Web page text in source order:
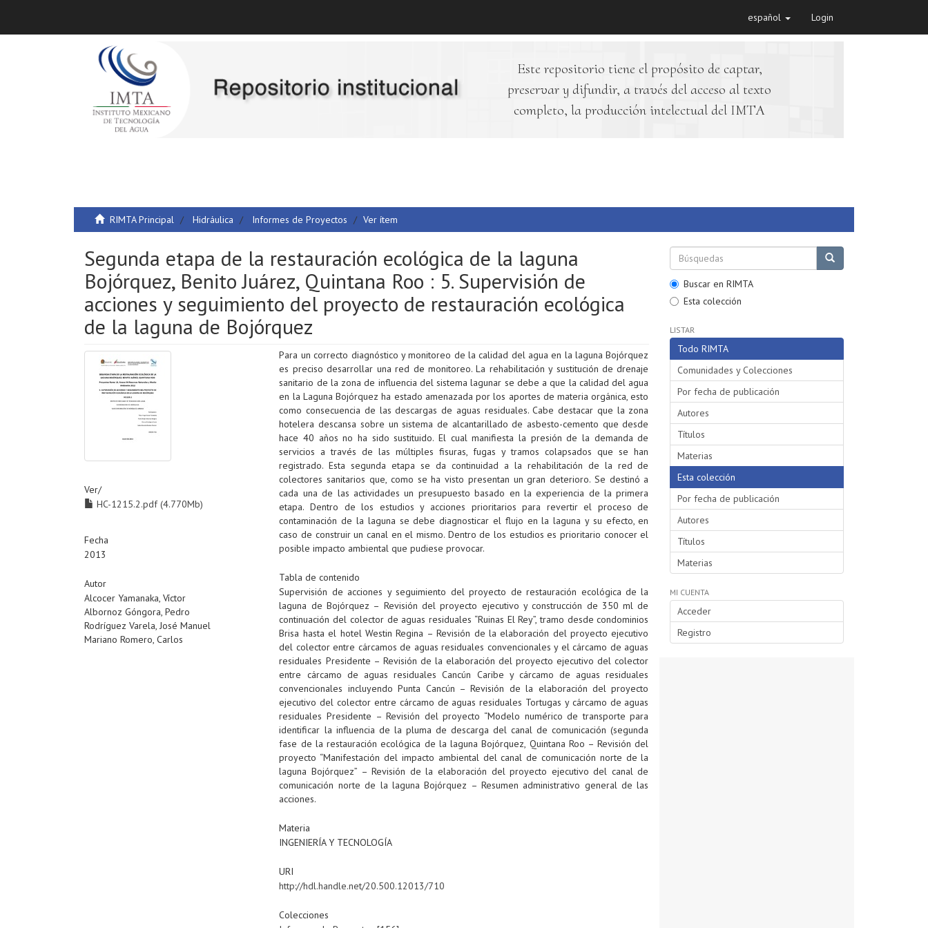
español Login
Este repositorio tiene el propósito de captar,
preservar y difundir, a través del acceso al texto
completo, la producción intelectual del IMTA
RIMTA Principal Hidráulica Informes de Proyectos Ver ítem
Segunda etapa de la restauración ecológica de la laguna
Bojórquez, Benito Juárez, Quintana Roo : 5. Supervisión de
acciones y seguimiento del proyecto de restauración ecológica
de la laguna de Bojórquez
Ver/
HC-1215.2.pdf (4.770Mb)
Fecha
2013
Autor
Alcocer Yamanaka, Víctor
Albornoz Góngora, Pedro
Rodríguez Varela, José Manuel
Mariano Romero, Carlos
Para un correcto diagnóstico y monitoreo de la calidad del agua en la laguna Bojórquez
es preciso desarrollar una red de monitoreo. La rehabilitación y sustitución de drenaje
sanitario de la zona de influencia del sistema lagunar se debe a que la calidad del agua
en la Laguna Bojórquez ha estado amenazada por los aportes de materia orgánica, esto
como consecuencia de las descargas de aguas residuales. Cabe destacar que la zona
hotelera descansa sobre un sistema de alcantarillado de asbesto-cemento que desde
hace 40 años no ha sido sustituido. El cual manifiesta la presión de la demanda de
servicios a través de las múltiples fisuras, fugas y tramos colapsados que se han
registrado. Esta segunda etapa se da continuidad a la rehabilitación de la red de
colectores sanitarios que, como se ha visto presentan un gran deterioro. Se destinó a
cada una de las actividades un presupuesto basado en la experiencia de la primera
etapa. Dentro de los estudios y acciones prioritarios para revertir el proceso de
contaminación de la laguna se debe diagnosticar el flujo en la laguna y su efecto, en
caso de construir un canal en el mismo. Dentro de los estudios es prioritario conocer el
posible impacto ambiental que pudiese provocar.
Tabla de contenido
Supervisión de acciones y seguimiento del proyecto de restauración ecológica de la
laguna de Bojórquez – Revisión del proyecto ejecutivo y construcción de 350 ml de
continuación del colector de aguas residuales “Ruinas El Rey”, tramo desde condominios
Brisa hasta el hotel Westin Regina – Revisión de la elaboración del proyecto ejecutivo
del colector entre cárcamos de aguas residuales convencionales y el cárcamo de aguas
residuales Presidente – Revisión de la elaboración del proyecto ejecutivo del colector
entre cárcamo de aguas residuales Cancún Caribe y cárcamo de aguas residuales
convencionales incluyendo Punta Cancún – Revisión de la elaboración del proyecto
ejecutivo del colector entre cárcamo de aguas residuales Tortugas y cárcamo de aguas
residuales Presidente – Revisión del proyecto “Modelo numérico de transporte para
identificar la influencia de la pluma de descarga del canal de comunicación (segunda
fase de la restauración ecológica de la laguna Bojórquez, Quintana Roo – Revisión del
proyecto “Manifestación del impacto ambiental del canal de comunicación norte de la
laguna Bojórquez” – Revisión de la elaboración del proyecto ejecutivo del canal de
comunicación norte de la laguna Bojórquez – Resumen administrativo general de las
acciones.
Materia
INGENIERÍA Y TECNOLOGÍA
URI
http://hdl.handle.net/20.500.12013/710
Colecciones
Buscar en RIMTA
Esta colección
LISTAR
Todo RIMTA
Comunidades y Colecciones
Por fecha de publicación
Autores
Títulos
Materias
Esta colección
Por fecha de publicación
Autores
Títulos
Materias
MI CUENTA
Acceder
Registro